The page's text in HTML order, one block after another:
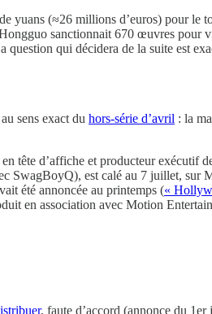
yuans (≈26 millions d’euros) pour le
sanctionnait 670 œuvres pour
qui décidera de la suite est
sens exact du hors-série d’avril : la
tête d’affiche et producteur exécutif
SwagBoyQ), est calé au 7 juillet, sur
été annoncée au printemps («
en association avec Motion
, faute d’accord (annonce du